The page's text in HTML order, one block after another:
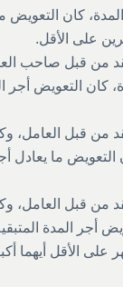
كان التعويض
على الأقل.
من قبل صاحب
كان التعويض أجر
من قبل العامل،
التعويض ما يعادل
من قبل العامل،
أجر المدة
على الأقل أيهما